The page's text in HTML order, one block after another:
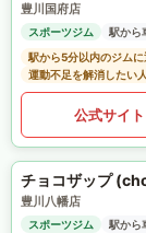
豊川国府店
スポーツジム
駅から
駅から5分以内のジムに
運動不足を解消したい人
公式サイ
チョコザップ
豊川八幡店
スポーツジム
駅から